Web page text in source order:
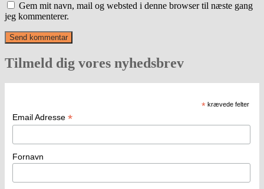
Gem mit navn, mail og websted i denne browser til næste gang
jeg kommenterer.
Tilmeld dig vores nyhedsbrev
* krævede felter
Email Adresse *
Fornavn